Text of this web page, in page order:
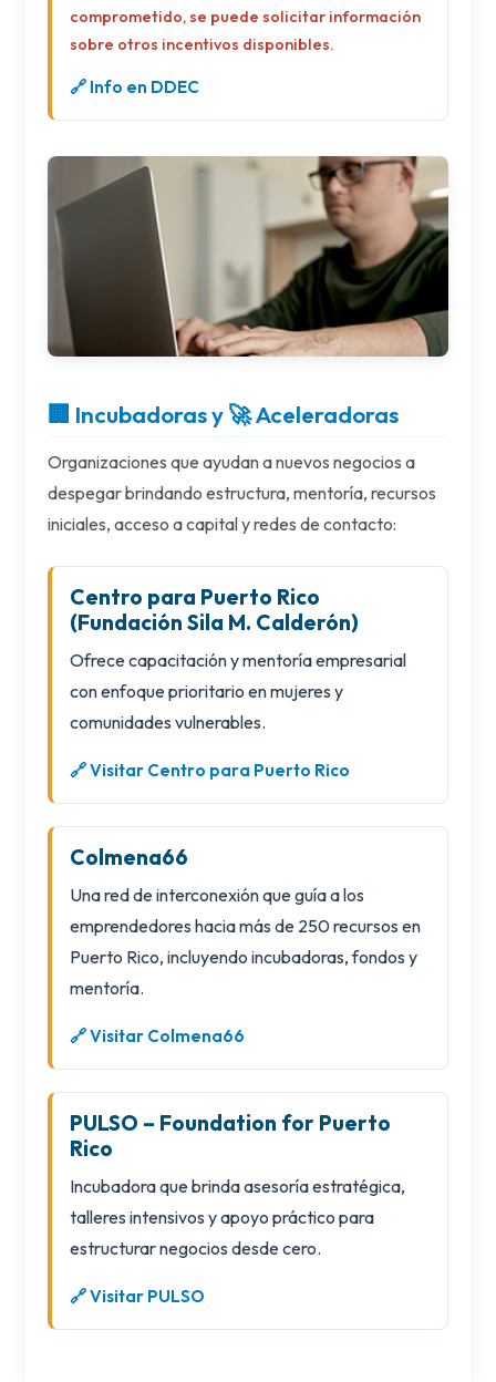
comprometido, se puede solicitar información
sobre otros incentivos disponibles.
🔗 Info en DDEC
🏢 Incubadoras y 🚀 Aceleradoras
Organizaciones que ayudan a nuevos negocios a
despegar brindando estructura, mentoría, recursos
iniciales, acceso a capital y redes de contacto:
Centro para Puerto Rico
(Fundación Sila M. Calderón)
Ofrece capacitación y mentoría empresarial
con enfoque prioritario en mujeres y
comunidades vulnerables.
🔗 Visitar Centro para Puerto Rico
Colmena66
Una red de interconexión que guía a los
emprendedores hacia más de 250 recursos en
Puerto Rico, incluyendo incubadoras, fondos y
mentoría.
🔗 Visitar Colmena66
PULSO – Foundation for Puerto
Rico
Incubadora que brinda asesoría estratégica,
talleres intensivos y apoyo práctico para
estructurar negocios desde cero.
🔗 Visitar PULSO